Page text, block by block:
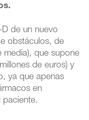
de un nuevo
obstáculos, de
media), que supone
de euros) y
ya que apenas
en
paciente.